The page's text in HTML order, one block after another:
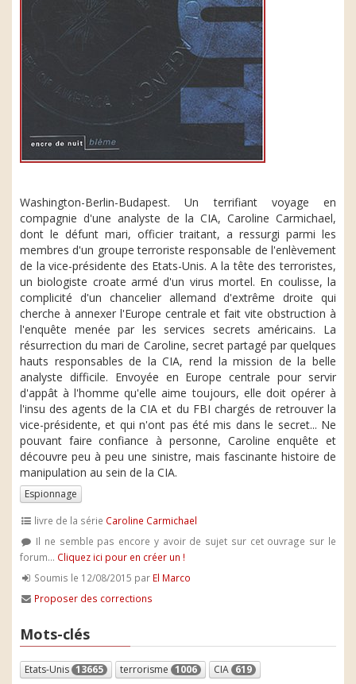
Washington-Berlin-Budapest. Un terrifiant voyage en
compagnie d'une analyste de la CIA, Caroline Carmichael,
dont le défunt mari, officier traitant, a ressurgi parmi les
membres d'un groupe terroriste responsable de l'enlèvement
de la vice-présidente des Etats-Unis. A la tête des terroristes,
un biologiste croate armé d'un virus mortel. En coulisse, la
complicité d'un chancelier allemand d'extrême droite qui
cherche à annexer l'Europe centrale et fait vite obstruction à
l'enquête menée par les services secrets américains. La
résurrection du mari de Caroline, secret partagé par quelques
hauts responsables de la CIA, rend la mission de la belle
analyste difficile. Envoyée en Europe centrale pour servir
d'appât à l'homme qu'elle aime toujours, elle doit opérer à
l'insu des agents de la CIA et du FBI chargés de retrouver la
vice-présidente, et qui n'ont pas été mis dans le secret... Ne
pouvant faire confiance à personne, Caroline enquête et
découvre peu à peu une sinistre, mais fascinante histoire de
manipulation au sein de la CIA.
Espionnage
livre de la série Caroline Carmichael
Il ne semble pas encore y avoir de sujet sur cet ouvrage sur le
forum... Cliquez ici pour en créer un !
Soumis le 12/08/2015 par El Marco
Proposer des corrections
Mots-clés
Etats-Unis 13665 terrorisme 1006 CIA 619